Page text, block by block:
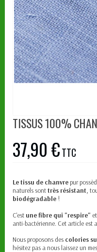
TISSUS 100%
37,90 €TTC
Le tissu de chanvre pur
naturels sonttrès résistant ,
biodégradable !
C'est une fibre qui "respire"
anti-bactérienne. Cet article est
Nous proposons des colories
hésitez pas a nous laissez un